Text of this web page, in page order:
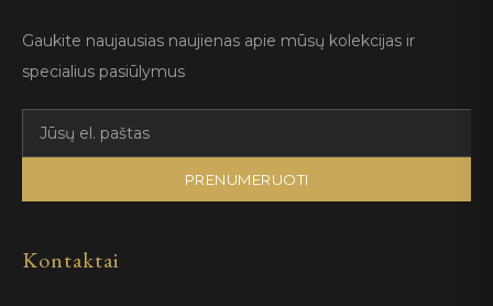
Gaukite naujausias naujienas apie mūsų kolekcijas ir
specialius pasiūlymus
PRENUMERUOTI
Kontaktai